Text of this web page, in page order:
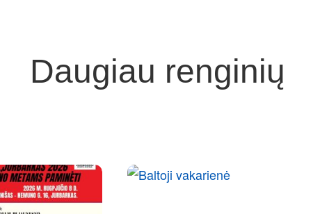
Daugiau renginių